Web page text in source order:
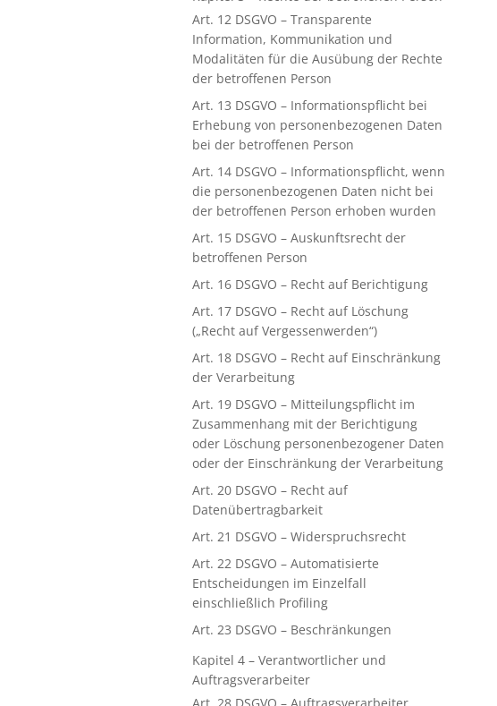
Art. 12 DSGVO – Transparente
Information, Kommunikation und
Modalitäten für die Ausübung der Rechte
der betroffenen Person
Art. 13 DSGVO – Informationspflicht bei
Erhebung von personenbezogenen Daten
bei der betroffenen Person
Art. 14 DSGVO – Informationspflicht, wenn
die personenbezogenen Daten nicht bei
der betroffenen Person erhoben wurden
Art. 15 DSGVO – Auskunftsrecht der
betroffenen Person
Art. 16 DSGVO – Recht auf Berichtigung
Art. 17 DSGVO – Recht auf Löschung
(„Recht auf Vergessenwerden“)
Art. 18 DSGVO – Recht auf Einschränkung
der Verarbeitung
Art. 19 DSGVO – Mitteilungspflicht im
Zusammenhang mit der Berichtigung
oder Löschung personenbezogener Daten
oder der Einschränkung der Verarbeitung
Art. 20 DSGVO – Recht auf
Datenübertragbarkeit
Art. 21 DSGVO – Widerspruchsrecht
Art. 22 DSGVO – Automatisierte
Entscheidungen im Einzelfall
einschließlich Profiling
Art. 23 DSGVO – Beschränkungen
Kapitel 4 – Verantwortlicher und
Auftragsverarbeiter